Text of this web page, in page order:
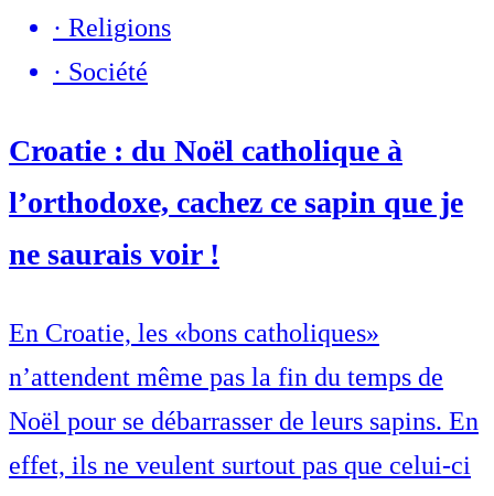
· Religions
· Société
Croatie : du Noël catholique à
l’orthodoxe, cachez ce sapin que je
ne saurais voir !
En Croatie, les «bons catholiques»
n’attendent même pas la fin du temps de
Noël pour se débarrasser de leurs sapins. En
effet, ils ne veulent surtout pas que celui-ci